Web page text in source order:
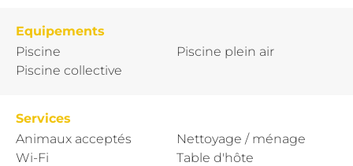
Equipements
Piscine
Piscine collective
Piscine plein air
Services
Animaux acceptés
Wi-Fi
Nettoyage / ménage
Table d'hôte